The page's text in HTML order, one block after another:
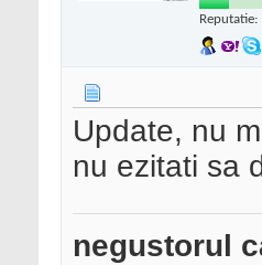
Reputatie:
Update, nu
nu ezitati sa
negustorul